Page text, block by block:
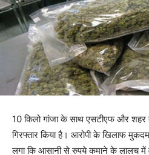
10 किलो गांजा के साथ एसटीएफ और शहर
गिरफ्तार किया है। आरोपी के खिलाफ
लगा कि आसानी से रुपये कमाने के लालच में